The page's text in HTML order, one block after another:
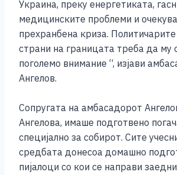
Украина, преку енергетиката,
медицинските проблеми и
прехранбена криза.
страни на границата треба да му
поголемо внимание “, изјави
Ангелов.
Сопругата на амбасадорот
Ангелова, имаше подготвено
специјално за собирот. Сите
средбата донесоа домашно
пијалоци со кои се направи